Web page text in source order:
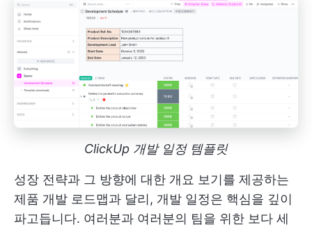
ClickUp 개발 일정 템플릿
성장 전략과 그 방향에 대한 개요 보기를 제공하는
제품 개발 로드맵과 달리, 개발 일정은 핵심을 깊이
파고듭니다. 여러분과 여러분의 팀을 위한 보다 세